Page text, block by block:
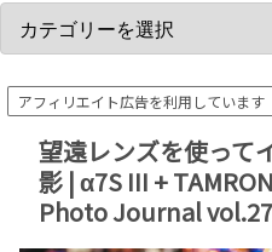
アフィリエイト広告を利用しています
望遠レンズを使って
影 | α7S III +
Photo Journal